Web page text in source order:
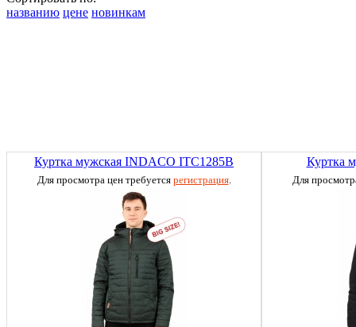
названию цене новинкам
Куртка мужская INDACO ITC1285B
Для просмотра цен требуется регистрация.
Куртка
Для